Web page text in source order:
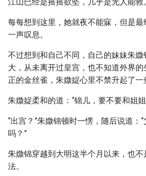
每每想到这里，她就夜不能寐，但是
一声叹息。
不过想到和自己不同，自己的妹妹朱
大，从未离开过皇宫，也不知道外界
正的金丝雀，朱媺娖心里不禁升起了一
朱媺娖柔和的道：“锦儿，要不要和姐
“出宫？”朱媺锦顿时一愣，随后说道：
吗？”
朱媺锦穿越到大明这半个月以来，也
法。